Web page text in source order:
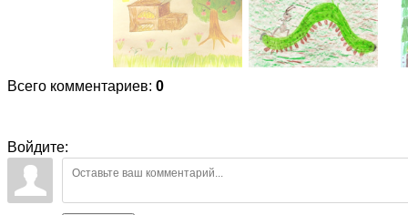
Всего комментариев: 0
Войдите: